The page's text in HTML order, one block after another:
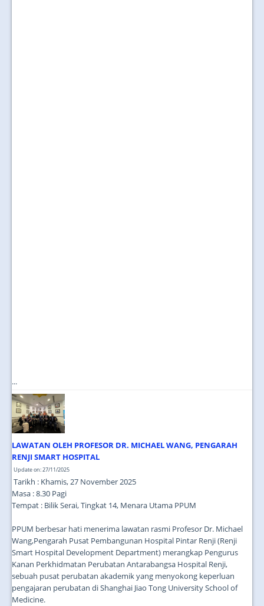
...
LAWATAN OLEH PROFESOR DR. MICHAEL WANG, PENGARAH
RENJI SMART HOSPITAL
Update on: 27/11/2025
Tarikh : Khamis, 27 November 2025
Masa : 8.30 Pagi
Tempat : Bilik Serai, Tingkat 14, Menara Utama PPUM
PPUM berbesar hati menerima lawatan rasmi Profesor Dr. Michael
Wang,Pengarah Pusat Pembangunan Hospital Pintar Renji (Renji
Smart Hospital Development Department) merangkap Pengurus
Kanan Perkhidmatan Perubatan Antarabangsa Hospital Renji,
sebuah pusat perubatan akademik yang menyokong keperluan
pengajaran perubatan di Shanghai Jiao Tong University School of
Medicine.